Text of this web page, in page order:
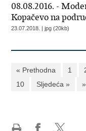
08.08.2016. -
Kopačevo na
23.07.2018. | jpg (20kb)
« Prethodna 1
10
Sljedeća »